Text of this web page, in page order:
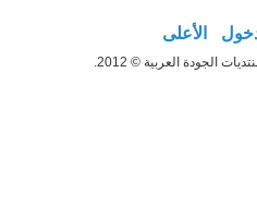
الأعلى
الجودة العربية © 2012.